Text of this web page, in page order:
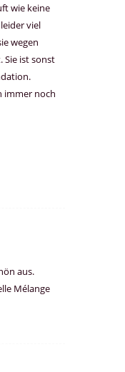
wie keine
viel
wegen
Sie ist sonst
immer noch
aus.
Mélange